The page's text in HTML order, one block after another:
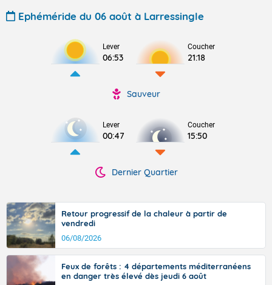
Ephéméride du 06 août à Larressingle
Lever
06:53
Coucher
21:18
Sauveur
Lever
00:47
Coucher
15:50
Dernier Quartier
Retour progressif de la chaleur à partir de
vendredi
06/08/2026
Feux de forêts : 4 départements méditerranéens
en danger très élevé dès jeudi 6 août